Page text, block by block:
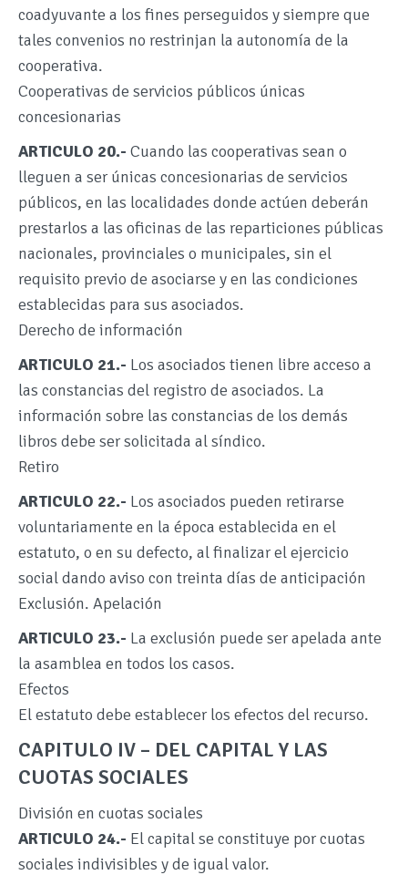
coadyuvante a los fines perseguidos y siempre que
tales convenios no restrinjan la autonomía de la
cooperativa.
Cooperativas de servicios públicos únicas
concesionarias
ARTICULO 20.- Cuando las cooperativas sean o
lleguen a ser únicas concesionarias de servicios
públicos, en las localidades donde actúen deberán
prestarlos a las oficinas de las reparticiones públicas
nacionales, provinciales o municipales, sin el
requisito previo de asociarse y en las condiciones
establecidas para sus asociados.
Derecho de información
ARTICULO 21.- Los asociados tienen libre acceso a
las constancias del registro de asociados. La
información sobre las constancias de los demás
libros debe ser solicitada al síndico.
Retiro
ARTICULO 22.- Los asociados pueden retirarse
voluntariamente en la época establecida en el
estatuto, o en su defecto, al finalizar el ejercicio
social dando aviso con treinta días de anticipación
Exclusión. Apelación
ARTICULO 23.- La exclusión puede ser apelada ante
la asamblea en todos los casos.
Efectos
El estatuto debe establecer los efectos del recurso.
CAPITULO IV – DEL CAPITAL Y LAS
CUOTAS SOCIALES
División en cuotas sociales
ARTICULO 24.- El capital se constituye por cuotas
sociales indivisibles y de igual valor.